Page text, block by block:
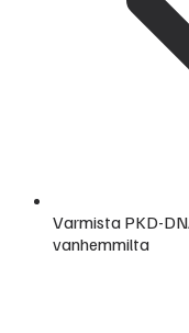
Varmista PKD-
vanhemmilta